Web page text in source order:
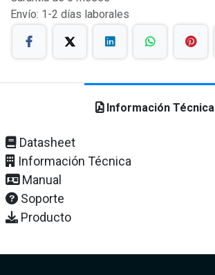
Envío: 1-2 días laborales
Información Técnica
Datasheet
Información Técnica
Manual
Soporte
Producto